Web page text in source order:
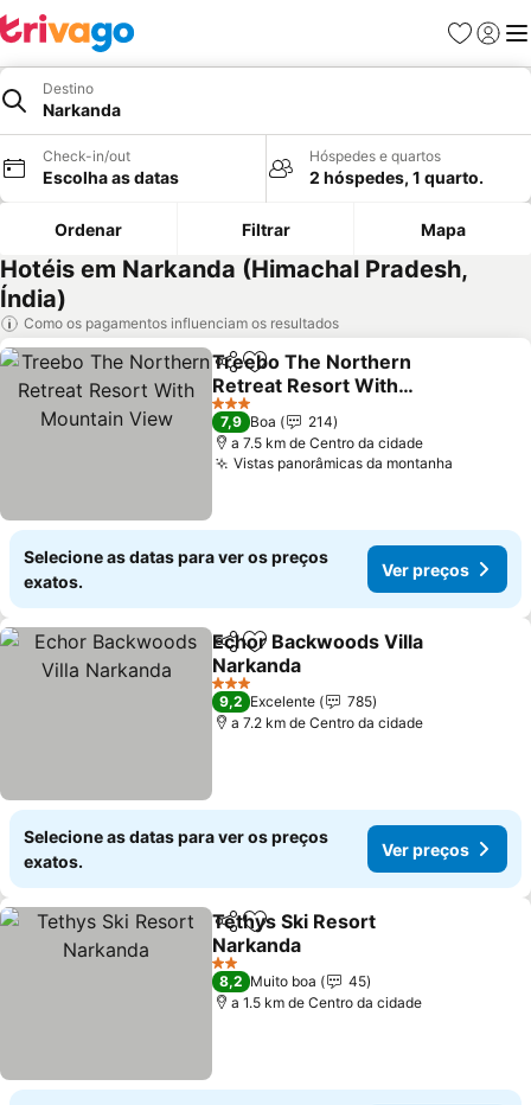
Favoritos
Iniciar
Destino
Narkanda
Check-in/out
Escolha as datas
Hóspedes e quartos
2 hóspedes, 1 quarto.
Ordenar Filtrar Mapa
Hotéis em Narkanda (Himachal Pradesh,
Índia)
Como os pagamentos influenciam os resultados
PartilharAdicionar aos favoritos
Treebo The Northern
Retreat Resort With
Mountain View
3 Estrelas
7,9 Boa
214
a 7.5 km de Centro da cidade
Vistas panorâmicas da montanha
Selecione as datas para ver os preços
exatos.
Ver preços
PartilharAdicionar aos favoritos
Echor Backwoods Villa
Narkanda
3 Estrelas
9,2 Excelente
785
a 7.2 km de Centro da cidade
Selecione as datas para ver os preços
exatos.
Ver preços
PartilharAdicionar aos favoritos
Tethys Ski Resort
Narkanda
2 Estrelas
8,2 Muito boa
45
a 1.5 km de Centro da cidade